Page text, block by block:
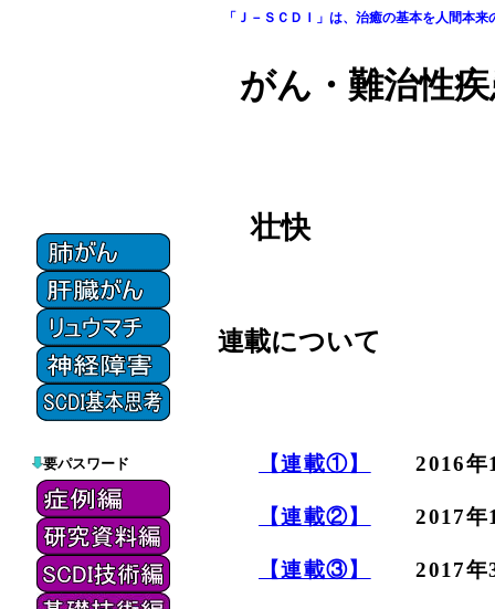
「Ｊ－ＳＣＤＩ」は、治癒の基本を人間本
がん・難治性
要パスワード
壮快
連載について
【連載①】 2016年
【連載②】 2017年
【連載③】 2017年